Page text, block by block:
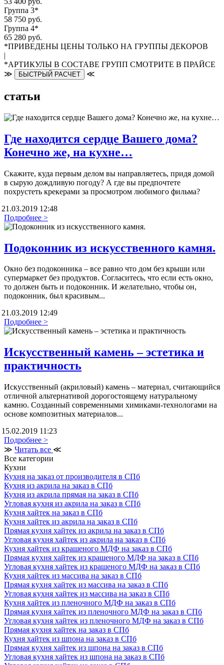
Группа 3*
58 750 руб.
Группа 4*
65 280 руб.
*ПРИВЕДЕНЫ ЦЕНЫ ТОЛЬКО НА ГРУППЫ ДЕКОРОВ
|
*АРТИКУЛЫ В СОСТАВЕ ГРУПП СМОТРИТЕ В ПРАЙСЕ
≫
БЫСТРЫЙ РАСЧЕТ ≪
статьи
Где находится сердце Вашего дома?
Конечно же, на кухне…
Скажите, куда первым делом вы направляетесь, придя домой
в сырую дождливую погоду? А где вы предпочтете
похрустеть крекерами за просмотром любимого фильма?
21.03.2019 12:48
Подробнее >
Подоконник из искусственного камня.
Окно без подоконника – все равно что дом без крыши или
супермаркет без продуктов. Согласитесь, что если есть окно,
то должен быть и подоконник. И желательно, чтобы он,
подоконник, был красивым...
21.03.2019 12:49
Подробнее >
Искусственный камень – эстетика и
практичность
Искусственный (акриловый) камень – материал, считающийся
отличной альтернативой дорогостоящему натуральному
камню. Созданный современными химиками-технологами на
основе композитных материалов...
15.02.2019 11:23
Подробнее >
≫ Читать все ≪
Все категории
Кухни
Кухня на заказ от производителя в СПб
Кухня из акрила на заказ в СПб
Кухня из акрила прямая на заказ в СПб
Угловая кухня из акрила на заказ в СПб
Кухня хайтек на заказ в СПб
Кухня хайтек из акрила на заказ в СПб
Прямая кухня хайтек из акрила на заказ в СПб
Угловая кухня хайтек из акрила на заказ в СПб
Кухня хайтек из крашеного МДФ на заказ в СПб
Прямая кухня хайтек из крашеного МДФ на заказ в СПб
Угловая кухня хайтек из крашеного МДФ на заказ в СПб
Кухня хайтек из массива на заказ в СПб
Прямая кухня хайтек из массива на заказ в СПб
Угловая кухня хайтек из массива на заказ в СПб
Кухня хайтек из пленочного МДФ на заказ в СПб
Прямая кухня хайтек из пленочного МДФ на заказ в СПб
Угловая кухня хайтек из пленочного МДФ на заказ в СПб
Прямая кухня хайтек на заказ в СПб
Кухня хайтек из шпона на заказ в СПб
Прямая кухня хайтек из шпона на заказ в СПб
Угловая кухня хайтек из шпона на заказ в СПб